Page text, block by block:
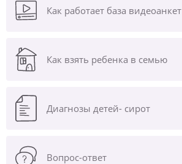
Как работает база видеоанкет
Как взять ребенка в семью
Диагнозы детей- сирот
Вопрос-ответ